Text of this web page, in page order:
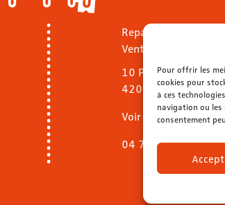
Pour offrir les
cookies pour
à ces
navigation ou les
consentement
Repas sur place
Vente à emporter
10 Pl. Jean Jaurès
42000 Saint-
Voir le menu
04 77 32 40 92